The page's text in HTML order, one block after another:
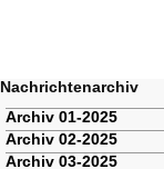
Nachrichtenarchiv
Navigation
überspringen
Archiv 01-2025
Archiv 02-2025
Archiv 03-2025